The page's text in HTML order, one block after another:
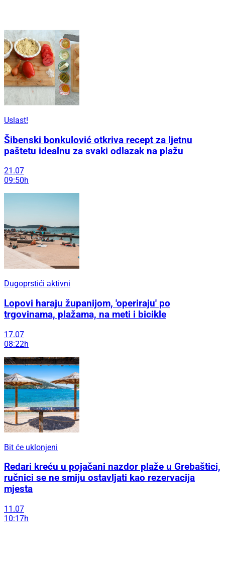
Uslast!
Šibenski bonkulović otkriva recept za ljetnu
paštetu idealnu za svaki odlazak na plažu
21.07
09:50h
Dugoprstići aktivni
Lopovi haraju županijom, 'operiraju' po
trgovinama, plažama, na meti i bicikle
17.07
08:22h
Bit će uklonjeni
Redari kreću u pojačani nazdor plaže u Grebaštici,
ručnici se ne smiju ostavljati kao rezervacija
mjesta
11.07
10:17h